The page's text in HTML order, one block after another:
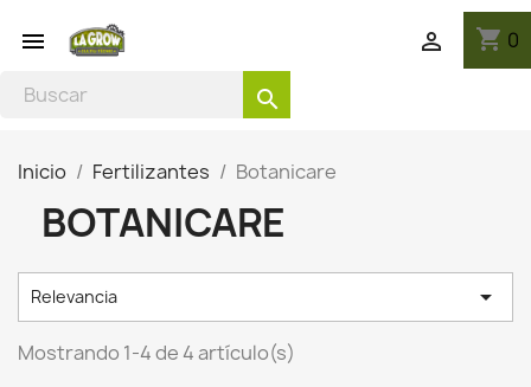
 shopping_cart 0

search
Inicio Fertilizantes Botanicare
BOTANICARE
Relevancia 
Mostrando 1-4 de 4 artículo(s)